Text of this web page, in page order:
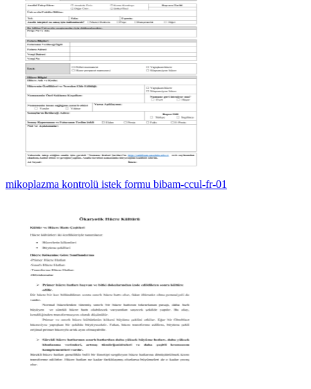
mikoplazma kontrolü istek formu bibam-ccul-fr-01